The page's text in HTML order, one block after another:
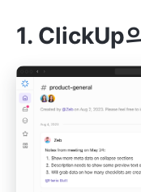
1. ClickUp